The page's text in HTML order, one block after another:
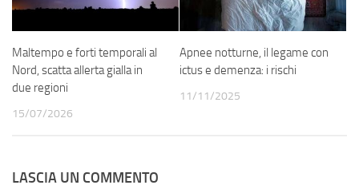
Maltempo e forti temporali al
Nord, scatta allerta gialla in
due regioni
15/07/2026
Apnee notturne, il legame con
ictus e demenza: i rischi
11/11/2025
LASCIA UN COMMENTO